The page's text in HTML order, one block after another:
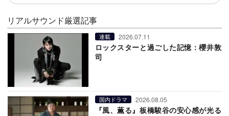
リアルサウンド厳選記事
連載 2026.07.11
ロックスターと過ごした記憶：櫻井敦
司
国内ドラマ 2026.08.05
『風、薫る』板橋駿谷の安心感が光る